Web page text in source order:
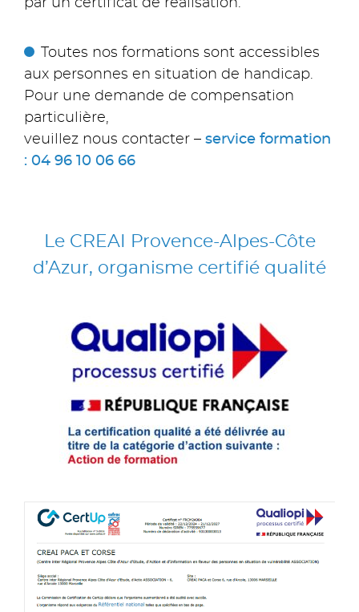
par un certificat de réalisation.
Toutes nos formations sont accessibles
aux personnes en situation de handicap.
Pour une demande de compensation
particulière,
veuillez nous contacter – service formation
: 04 96 10 06 66
Le CREAI Provence-Alpes-Côte
d’Azur, organisme certifié qualité